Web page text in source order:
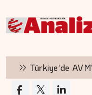
Türkiye'de